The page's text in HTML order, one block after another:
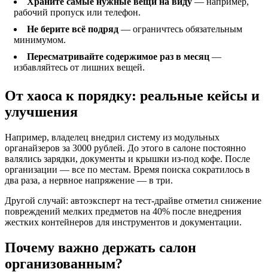
рабочий пропуск или телефон.
Не берите всё подряд — ограничтесь обязательным
минимумом.
Пересматривайте содержимое раз в месяц —
избавляйтесь от лишних вещей.
От хаоса к порядку: реальные кейсы и
улучшения
Например, владелец внедрил систему из модульных
органайзеров за 3000 рублей. До этого в салоне постоянно
валялись зарядки, документы и крышки из-под кофе. После
организации — все по местам. Время поиска сократилось в
два раза, а нервное напряжение — в три.
Другой случай: автоэксперт на тест-драйве отметил снижение
повреждений мелких предметов на 40% после внедрения
жестких контейнеров для инструментов и документации.
Почему важно держать салон
организованным?